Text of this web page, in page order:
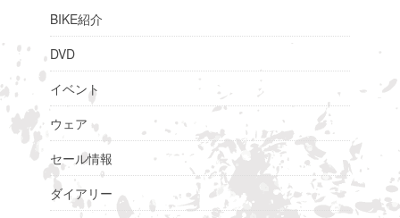
BIKE紹介
DVD
イベント
ウェア
セール情報
ダイアリー